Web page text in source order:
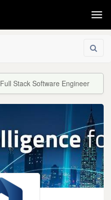
Full Stack Software Engineer